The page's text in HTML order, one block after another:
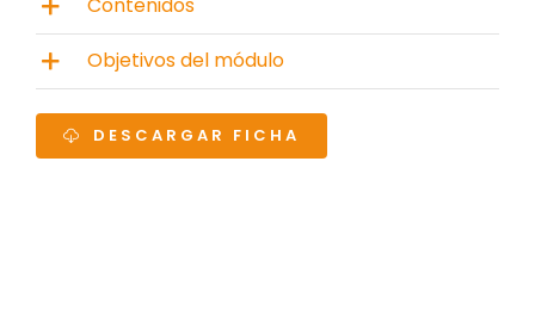
Contenidos
Objetivos del módulo
DESCARGAR FICHA